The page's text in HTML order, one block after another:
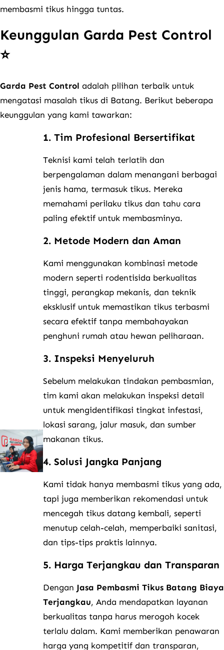
membasmi tikus hingga tuntas.
Keunggulan Garda Pest Control
⭐
Garda Pest Control adalah pilihan terbaik untuk
mengatasi masalah tikus di Batang. Berikut beberapa
keunggulan yang kami tawarkan:
1. Tim Profesional Bersertifikat
Teknisi kami telah terlatih dan
berpengalaman dalam menangani berbagai
jenis hama, termasuk tikus. Mereka
memahami perilaku tikus dan tahu cara
paling efektif untuk membasminya.
2. Metode Modern dan Aman
Kami menggunakan kombinasi metode
modern seperti rodentisida berkualitas
tinggi, perangkap mekanis, dan teknik
eksklusif untuk memastikan tikus terbasmi
secara efektif tanpa membahayakan
penghuni rumah atau hewan peliharaan.
3. Inspeksi Menyeluruh
Sebelum melakukan tindakan pembasmian,
tim kami akan melakukan inspeksi detail
untuk mengidentifikasi tingkat infestasi,
lokasi sarang, jalur masuk, dan sumber
makanan tikus.
4. Solusi Jangka Panjang
Kami tidak hanya membasmi tikus yang ada,
tapi juga memberikan rekomendasi untuk
mencegah tikus datang kembali, seperti
menutup celah-celah, memperbaiki sanitasi,
dan tips-tips praktis lainnya.
5. Harga Terjangkau dan Transparan
Dengan Jasa Pembasmi Tikus Batang Biaya
Terjangkau, Anda mendapatkan layanan
berkualitas tanpa harus merogoh kocek
terlalu dalam. Kami memberikan penawaran
harga yang kompetitif dan transparan,